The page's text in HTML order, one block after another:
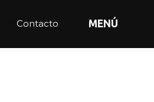
Contacto MENÚ